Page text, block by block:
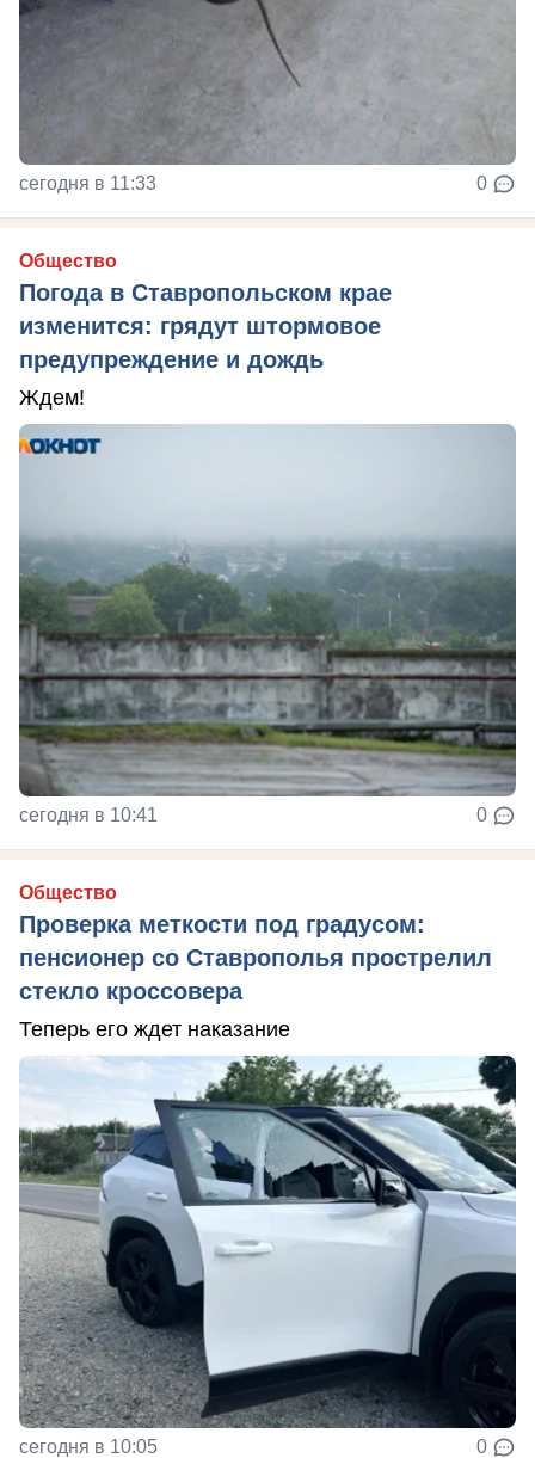
сегодня в 11:33 0
Общество
Погода в Ставропольском крае
изменится: грядут штормовое
предупреждение и дождь
Ждем!
сегодня в 10:41 0
Общество
Проверка меткости под градусом:
пенсионер со Ставрополья прострелил
стекло кроссовера
Теперь его ждет наказание
сегодня в 10:05 0